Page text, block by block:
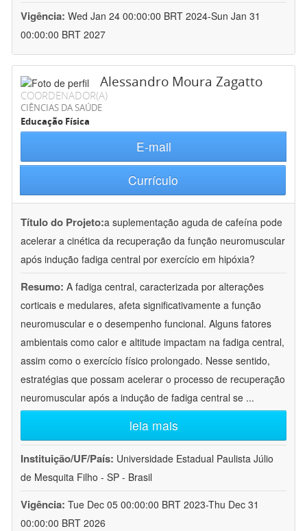
Vigência: Wed Jan 24 00:00:00 BRT 2024-Sun Jan 31
00:00:00 BRT 2027
Alessandro Moura Zagatto
COORDENADOR(A)
CIÊNCIAS DA SAÚDE
Educação Física
E-mail
Currículo
Título do Projeto:a suplementação aguda de cafeína pode
acelerar a cinética da recuperação da função neuromuscular
após indução fadiga central por exercício em hipóxia?
Resumo: A fadiga central, caracterizada por alterações
corticais e medulares, afeta significativamente a função
neuromuscular e o desempenho funcional. Alguns fatores
ambientais como calor e altitude impactam na fadiga central,
assim como o exercício físico prolongado. Nesse sentido,
estratégias que possam acelerar o processo de recuperação
neuromuscular após a indução de fadiga central se ...
leia mais
Instituição/UF/País: Universidade Estadual Paulista Júlio
de Mesquita Filho - SP - Brasil
Vigência: Tue Dec 05 00:00:00 BRT 2023-Thu Dec 31
00:00:00 BRT 2026